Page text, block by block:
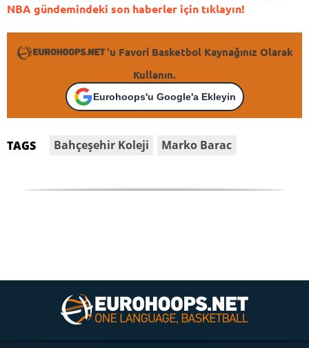
NBA gündemindeki son haberler için tıklayın!
'u Favori Basketbol Kaynağınız Olarak
Kullanın.
Eurohoops'u Google'a Ekleyin
TAGS Bahçeşehir Koleji Marko Barac